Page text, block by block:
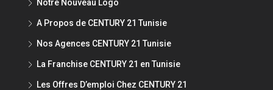
Notre Nouveau Logo
A Propos de CENTURY 21 Tunisie
Nos Agences CENTURY 21 Tunisie
La Franchise CENTURY 21 en Tunisie
Les Offres D’emploi Chez CENTURY 21